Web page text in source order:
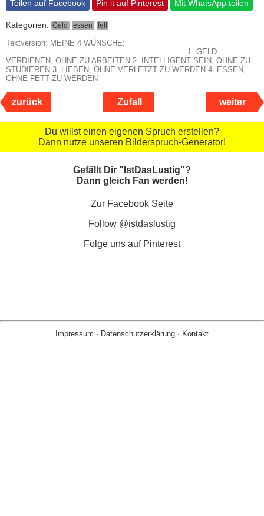
Teilen auf Facebook Pin it auf Pinterest Mit WhatsApp teilen
Kategorien: Geld essen fett
Textversion: MEINE 4 WÜNSCHE:
====================================== 1. GELD
VERDIENEN, OHNE ZU ARBEITEN 2. INTELLIGENT SEIN, OHNE ZU
STUDIEREN 3. LIEBEN, OHNE VERLETZT ZU WERDEN 4. ESSEN,
OHNE FETT ZU WERDEN
zurück Zufall weiter
Du willst einen eigenen Spruch erstellen?
Dann nutze unseren Bilderspruch-Generator!
Gefällt Dir "IstDasLustig"?
Dann gleich Fan werden!
Zur Facebook Seite
Follow @istdaslustig
Folge uns auf Pinterest
Impressum · Datenschutzerklärung · Kontakt